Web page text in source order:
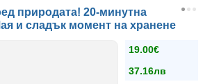
природата! 20-минутна
и сладък момент на хранене
19.00€
37.16лв